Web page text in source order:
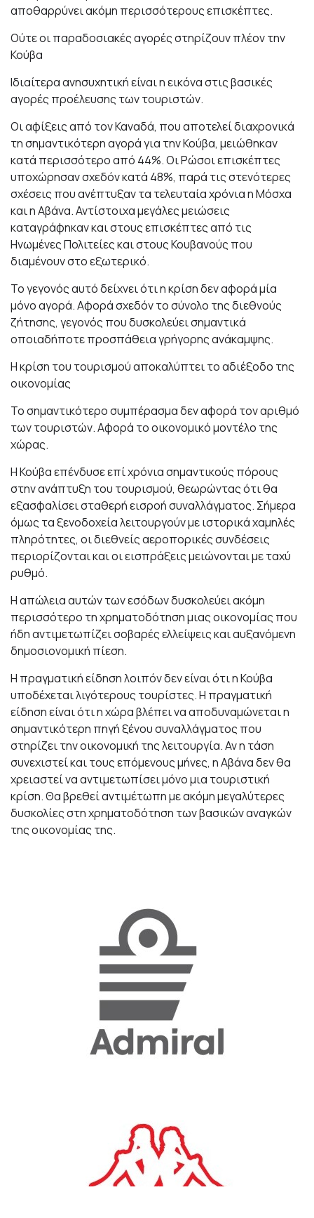
αποθαρρύνει ακόμη περισσότερους επισκέπτες.
Ούτε οι παραδοσιακές αγορές στηρίζουν πλέον την
Κούβα
Ιδιαίτερα ανησυχητική είναι η εικόνα στις βασικές
αγορές προέλευσης των τουριστών.
Οι αφίξεις από τον Καναδά, που αποτελεί διαχρονικά
τη σημαντικότερη αγορά για την Κούβα, μειώθηκαν
κατά περισσότερο από 44%. Οι Ρώσοι επισκέπτες
υποχώρησαν σχεδόν κατά 48%, παρά τις στενότερες
σχέσεις που ανέπτυξαν τα τελευταία χρόνια η Μόσχα
και η Αβάνα. Αντίστοιχα μεγάλες μειώσεις
καταγράφηκαν και στους επισκέπτες από τις
Ηνωμένες Πολιτείες και στους Κουβανούς που
διαμένουν στο εξωτερικό.
Το γεγονός αυτό δείχνει ότι η κρίση δεν αφορά μία
μόνο αγορά. Αφορά σχεδόν το σύνολο της διεθνούς
ζήτησης, γεγονός που δυσκολεύει σημαντικά
οποιαδήποτε προσπάθεια γρήγορης ανάκαμψης.
Η κρίση του τουρισμού αποκαλύπτει το αδιέξοδο της
οικονομίας
Το σημαντικότερο συμπέρασμα δεν αφορά τον αριθμό
των τουριστών. Αφορά το οικονομικό μοντέλο της
χώρας.
Η Κούβα επένδυσε επί χρόνια σημαντικούς πόρους
στην ανάπτυξη του τουρισμού, θεωρώντας ότι θα
εξασφαλίσει σταθερή εισροή συναλλάγματος. Σήμερα
όμως τα ξενοδοχεία λειτουργούν με ιστορικά χαμηλές
πληρότητες, οι διεθνείς αεροπορικές συνδέσεις
περιορίζονται και οι εισπράξεις μειώνονται με ταχύ
ρυθμό.
Η απώλεια αυτών των εσόδων δυσκολεύει ακόμη
περισσότερο τη χρηματοδότηση μιας οικονομίας που
ήδη αντιμετωπίζει σοβαρές ελλείψεις και αυξανόμενη
δημοσιονομική πίεση.
Η πραγματική είδηση λοιπόν δεν είναι ότι η Κούβα
υποδέχεται λιγότερους τουρίστες. Η πραγματική
είδηση είναι ότι η χώρα βλέπει να αποδυναμώνεται η
σημαντικότερη πηγή ξένου συναλλάγματος που
στηρίζει την οικονομική της λειτουργία. Αν η τάση
συνεχιστεί και τους επόμενους μήνες, η Αβάνα δεν θα
χρειαστεί να αντιμετωπίσει μόνο μια τουριστική
κρίση. Θα βρεθεί αντιμέτωπη με ακόμη μεγαλύτερες
δυσκολίες στη χρηματοδότηση των βασικών αναγκών
της οικονομίας της.